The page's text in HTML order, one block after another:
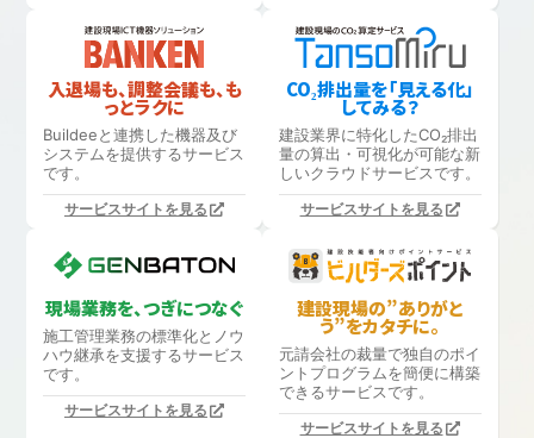
入退場も、調整会議も、も
っとラクに
Buildeeと連携した機器及び
システムを提供するサービス
です。
サービスサイトを見る
CO₂排出量を「見える化」
してみる？
建設業界に特化したCO₂排出
量の算出・可視化が可能な新
しいクラウドサービスです。
サービスサイトを見る
現場業務を、つぎにつなぐ
施工管理業務の標準化と ノウ
ハウ継承を支援するサービス
です。
サービスサイトを見る
建設現場の”ありがと
う”をカタチに。
元請会社の裁量で独自のポイ
ントプログラムを簡便に構築
できるサービスです。
サービスサイトを見る